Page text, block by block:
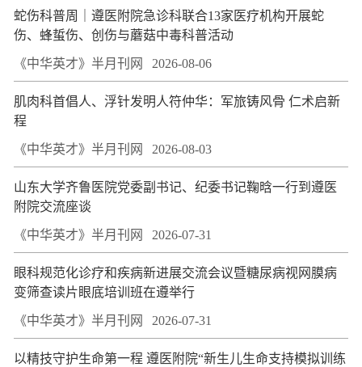
蛇伤科普周｜遵医附院急诊科联合13家医疗机构开展蛇
伤、蜂蜇伤、创伤与蘑菇中毒科普活动
《中华英才》半月刊网 2026-08-06
肌肉科首倡人、浮针发明人符仲华：军旅铸风骨 仁术启新
程
《中华英才》半月刊网 2026-08-03
山东大学齐鲁医院党委副书记、纪委书记鞠晗一行到遵医
附院交流座谈
《中华英才》半月刊网 2026-07-31
眼科规范化诊疗和疾病新进展交流会议暨糖尿病视网膜病
变筛查读片眼底培训班在遵举行
《中华英才》半月刊网 2026-07-31
以精技守护生命第一程 遵医附院“新生儿生命支持模拟训练